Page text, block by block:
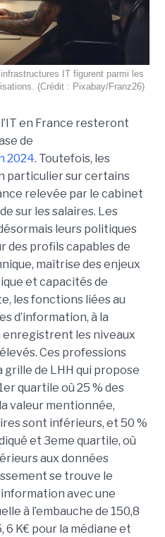
IT figurent parmi les
(Crédit : Pixabay/Franz26)
l’IT en France resteront
de
2024. Toutefois, les
particulier sur certains
relevée par le cabinet
sur les salaires. Les
leurs politiques
des profils capables de
maîtrise des enjeux
et capacités de
les fonctions liées au
d’information, à la
les niveaux
Ces professions
de LHH qui propose
quartile où 25 % des
valeur mentionnée,
sont inférieurs, et 50 %
et 3eme quartile, où
aux données
se trouve le
avec une
à l’embauche de 150,8
6 K€ pour la médiane et